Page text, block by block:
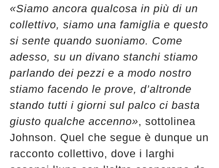
«Siamo ancora qualcosa in più di un
collettivo, siamo una famiglia e questo
si sente quando suoniamo. Come
adesso, su un divano stanchi stiamo
parlando dei pezzi e a modo nostro
stiamo facendo le prove, d’altronde
stando tutti i giorni sul palco ci basta
giusto qualche accenno», sottolinea
Johnson. Quel che segue è dunque un
racconto collettivo, dove i larghi